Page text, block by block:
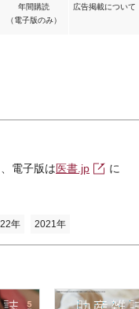
年間購読
（電子版のみ）
広告掲載について
電子版は医書.jp
に
年 2021年